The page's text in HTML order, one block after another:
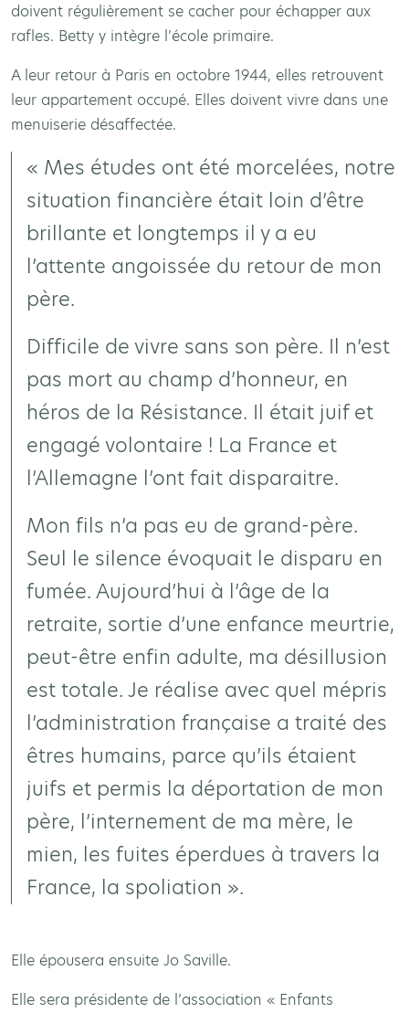
doivent régulièrement se cacher pour échapper aux
rafles. Betty y intègre l’école primaire.
A leur retour à Paris en octobre 1944, elles retrouvent
leur appartement occupé. Elles doivent vivre dans une
menuiserie désaffectée.
« Mes études ont été morcelées, notre
situation financière était loin d’être
brillante et longtemps il y a eu
l’attente angoissée du retour de mon
père.
Difficile de vivre sans son père. Il n’est
pas mort au champ d’honneur, en
héros de la Résistance. Il était juif et
engagé volontaire ! La France et
l’Allemagne l’ont fait disparaitre.
Mon fils n’a pas eu de grand-père.
Seul le silence évoquait le disparu en
fumée. Aujourd’hui à l’âge de la
retraite, sortie d’une enfance meurtrie,
peut-être enfin adulte, ma désillusion
est totale. Je réalise avec quel mépris
l’administration française a traité des
êtres humains, parce qu’ils étaient
juifs et permis la déportation de mon
père, l’internement de ma mère, le
mien, les fuites éperdues à travers la
France, la spoliation ».
Elle épousera ensuite Jo Saville.
Elle sera présidente de l’association « Enfants